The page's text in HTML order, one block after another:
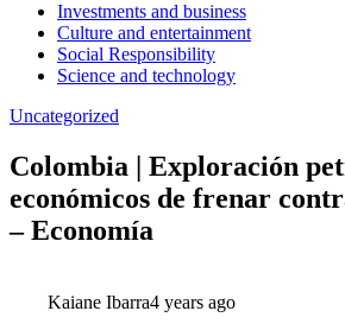
Investments and business
Culture and entertainment
Social Responsibility
Science and technology
Uncategorized
Colombia | Exploración
económicos de frenar
– Economía
Kaiane Ibarra4 years ago